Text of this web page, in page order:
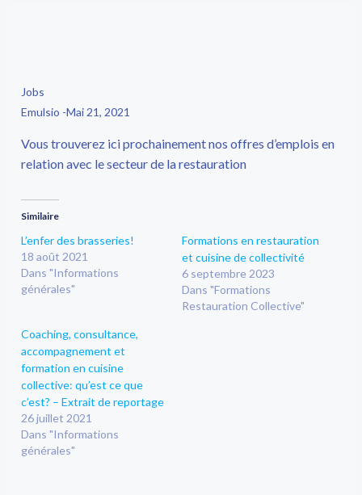
Jobs
Emulsio -Mai 21, 2021
Vous trouverez ici prochainement nos offres d’emplois en
relation avec le secteur de la restauration
Similaire
L’enfer des brasseries!
18 août 2021
Dans "Informations
générales"
Formations en restauration
et cuisine de collectivité
6 septembre 2023
Dans "Formations
Restauration Collective"
Coaching, consultance,
accompagnement et
formation en cuisine
collective: qu’est ce que
c’est? – Extrait de reportage
26 juillet 2021
Dans "Informations
générales"